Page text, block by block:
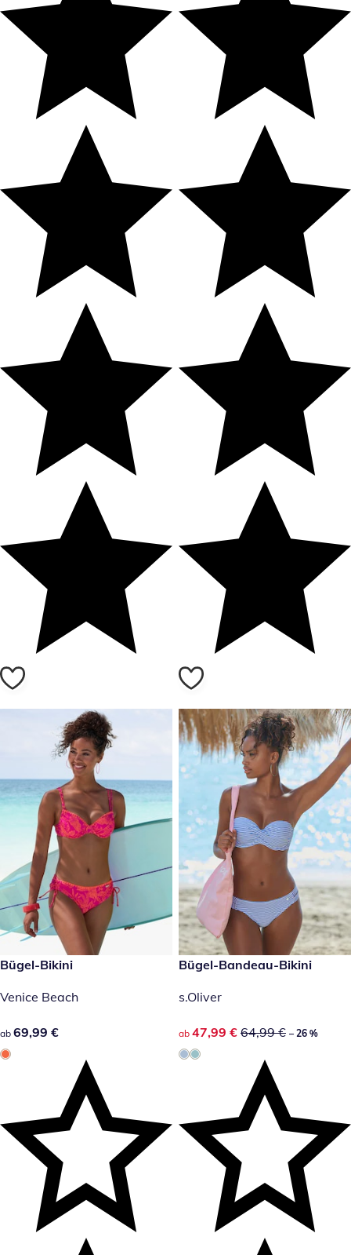
69,99 €
Bügel-Bikini
Venice Beach
69,99 €
ab 69,99 €
reduzierter Preis 47,99 €,
-26 %
Bügel-Bandeau-Bikini
s.Oliver
reduzierter Preis 47,99 €,
ab 47,99 € 64,99 € – 26 %